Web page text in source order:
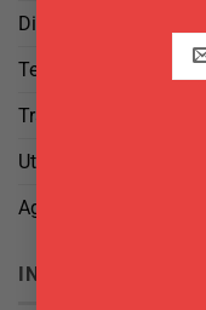
Diritto di Reso
Termini e Condizioni
Trattamento dei Dati
Utilizzo di cookies
Aggiorna le tue
INFO